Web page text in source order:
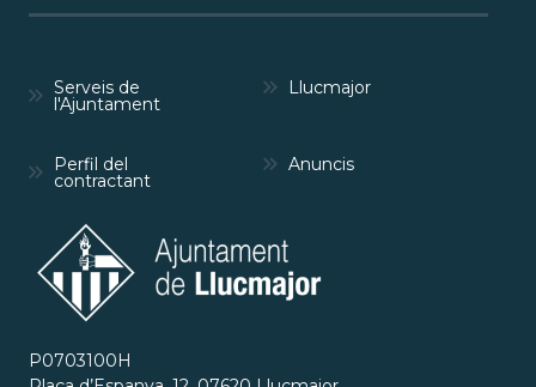
Serveis de
l'Ajuntament
Llucmajor
Perfil del
contractant
Anuncis
P0703100H